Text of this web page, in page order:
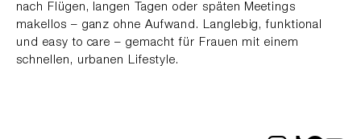
nach Flügen, langen Tagen oder späten Meetings
makellos – ganz ohne Aufwand. Langlebig, funktional
und easy to care – gemacht für Frauen mit einem
schnellen, urbanen Lifestyle.